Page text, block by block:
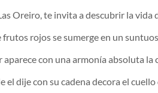
Oreiro, te invita a descubrir la
frutos rojos se sumerge en un
con una armonía absoluta
el dije con su cadena decora el